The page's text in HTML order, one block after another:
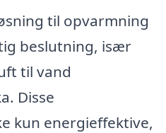
til opvarmning
beslutning, især
til vand
Disse
kun energieffektive,